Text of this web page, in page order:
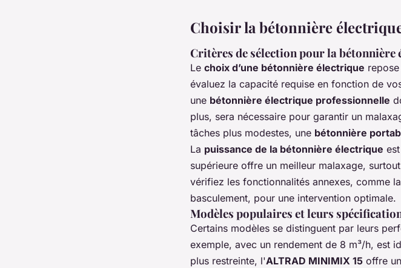
Choisir la bétonnière
Critères de sélection pour la bétonnière
Le choix d’une bétonnière électrique
évaluez la capacité requise en fonction de
une bétonnière électrique professionnelle
plus, sera nécessaire pour garantir un
tâches plus modestes, une bétonnière
La puissance de la bétonnière électrique
supérieure offre un meilleur malaxage,
vérifiez les fonctionnalités annexes, comme
basculement, pour une intervention optimale.
Modèles populaires et leurs
Certains modèles se distinguent par leurs
exemple, avec un rendement de 8 m³/h, est
plus restreinte, l'ALTRAD MINIMIX 15 offre